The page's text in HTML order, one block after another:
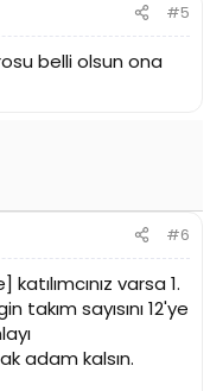
#5
belli olsun ona
#6
varsa 1.
takım sayısını 12'ye
adam kalsın.